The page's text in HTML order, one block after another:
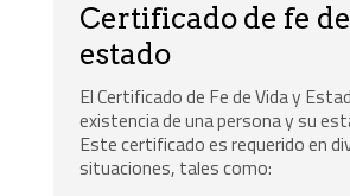
Certificado de fe
estado
El Certificado de Fe de Vida y
existencia de una persona y su
Este certificado es requerido en
situaciones, tales como: